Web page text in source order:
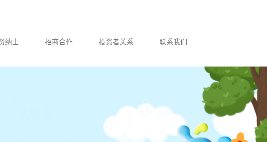
纳士 招商合作 投资者关系 联系我们